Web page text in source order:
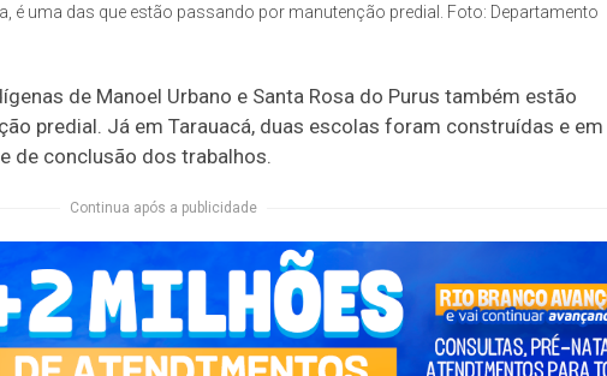
é uma das que estão passando por manutenção predial. Foto: Departamento
de Manoel Urbano e Santa Rosa do Purus também estão
predial. Já em Tarauacá, duas escolas foram construídas e em
de conclusão dos trabalhos.
Continua após a publicidade